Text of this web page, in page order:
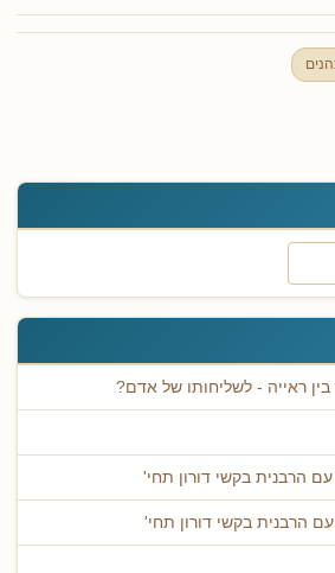
ראייה - לשליחותו של אדם?
הרבנית בקשי דורון תחי'
הרבנית בקשי דורון תחי'